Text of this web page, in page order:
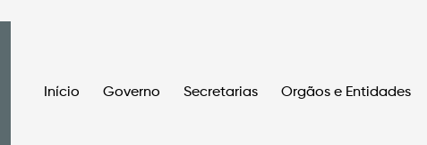
Início Governo Secretarias Orgãos e Entidades